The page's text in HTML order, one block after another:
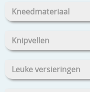
Kneedmateriaal
Knipvellen
Leuke versieringen